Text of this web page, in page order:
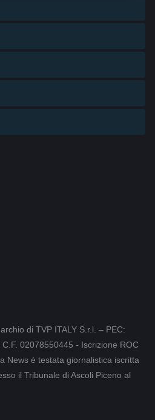
di TVP ITALY S.r.l. – PEC:
02078550445 - Iscrizione ROC
News è testata giornalistica iscritta
il Tribunale di Ascoli Piceno al